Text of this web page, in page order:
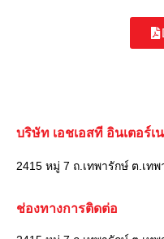
บริษัท เอชเอสที อินเตอร์
2415 หมู่ 7 ถ.เทพารักษ์ ต.เท
ช่องทางการติดต่อ